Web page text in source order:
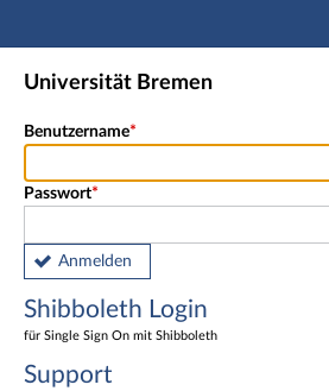
Hauptnavigation
Shibboleth Login
Universität Bremen
Benutzername
Passwort
Anmelden
Shibboleth Login
für Single Sign On mit Shibboleth
Support